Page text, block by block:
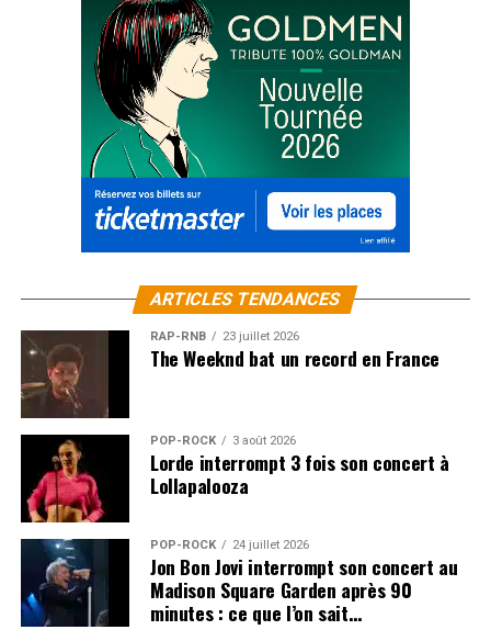
ARTICLES TENDANCES
RAP-RNB 23 juillet 2026
The Weeknd bat un record en France
POP-ROCK 3 août 2026
Lorde interrompt 3 fois son concert à
Lollapalooza
POP-ROCK 24 juillet 2026
Jon Bon Jovi interrompt son concert au
Madison Square Garden après 90
minutes : ce que l’on sait…